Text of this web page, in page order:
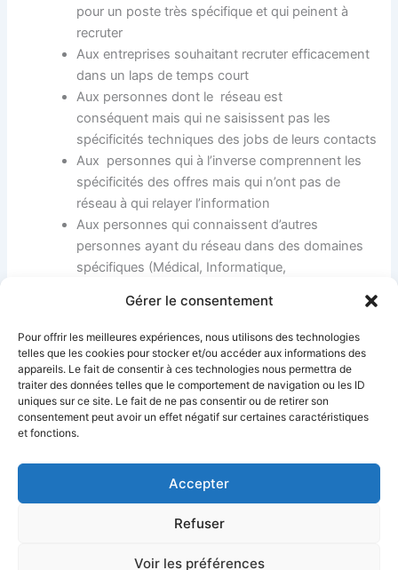
Gérer le consentement
Pour offrir les meilleures expériences, nous utilisons des technologies
telles que les cookies pour stocker et/ou accéder aux informations des
appareils. Le fait de consentir à ces technologies nous permettra de
traiter des données telles que le comportement de navigation ou les ID
uniques sur ce site. Le fait de ne pas consentir ou de retirer son
consentement peut avoir un effet négatif sur certaines caractéristiques
et fonctions.
Accepter
Refuser
Voir les préférences
pour un poste très spécifique et qui peinent à
recruter
Aux entreprises souhaitant recruter efficacement
dans un laps de temps court
Aux personnes dont le réseau est
conséquent mais qui ne saisissent pas les
spécificités techniques des jobs de leurs contacts
Aux personnes qui à l’inverse comprennent les
spécificités des offres mais qui n’ont pas de
réseau à qui relayer l’information
Aux personnes qui connaissent d’autres
personnes ayant du réseau dans des domaines
spécifiques (Médical, Informatique,
Et surtout aux personnes se trouvant sur le
marché de l’emploi mais qui ne trouvent pas les
offres adaptées
PRÉCÉDENT SUIVANT
Mentions Légales
Politique de confidentialité